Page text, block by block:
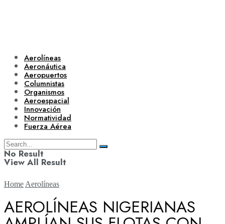
Aerolíneas
Aeronáutica
Aeropuertos
Columnistas
Organismos
Aeroespacial
Innovación
Normatividad
Fuerza Aérea
No Result
View All Result
Home Aerolíneas
AEROLÍNEAS NIGERIANAS